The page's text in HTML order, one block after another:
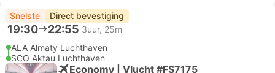
Snelste Direct bevestiging
19:30 22:55 3uur, 25m
ALA Almaty Luchthaven
SCO Aktau Luchthaven
Economy | Vlucht #FS7175